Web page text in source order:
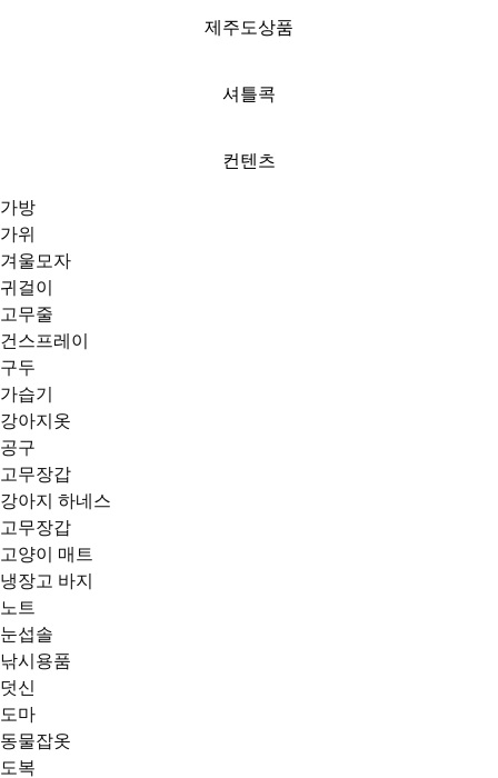
제주도상품
셔틀콕
컨텐츠
가방
가위
겨울모자
귀걸이
고무줄
건스프레이
구두
가습기
강아지옷
공구
고무장갑
강아지 하네스
고무장갑
고양이 매트
냉장고 바지
노트
눈섭솔
낚시용품
덧신
도마
동물잡옷
도복